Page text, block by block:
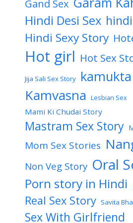
Gand Sex
Hindi Desi Sex
Hindi Sexy Story
Hot girl Hot Sex
Jija Sali Sex Story kamukta
Kamvasna Lesbian Sex
Mami Ki Chudai Story
Mastram Sex Story
Mom Sex Stories
Non Veg Story Oral
Porn story in Hindi
Real Sex Story Savita
Sex With Girlfriend